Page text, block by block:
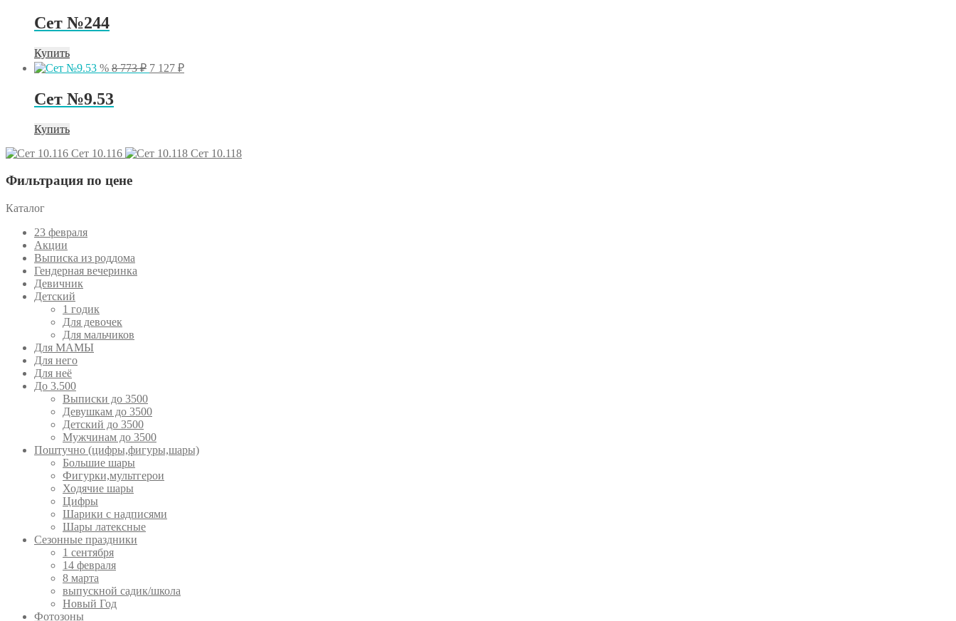
Сет №244
Купить
% 8 773₽ Первоначальная
7 127 ₽Текущая
Сет №9.53
Купить
Сет 10.116
Сет 10.118
Фильтрация по цене
Каталог
23 февраля
Акции
Выписка из роддома
Гендерная вечеринка
Девичник
Детский
1 годик
Для девочек
Для мальчиков
Для МАМЫ
Для него
Для неё
До 3.500
Выписки до 3500
Девушкам до 3500
Детский до 3500
Мужчинам до 3500
Поштучно (цифры,фигуры,шары)
Большие шары
Фигурки,мультгерои
Ходячие шары
Цифры
Шарики с надписями
Шары латексные
Сезонные праздники
1 сентября
14 февраля
8 марта
выпускной садик/школа
Новый Год
Фотозоны